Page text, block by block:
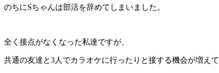
のちにSちゃんは部活を辞めてしまいました。
全く接点がなくなった私達ですが、
共通の友達と3人でカラオケに行ったりと接する機会が増えて